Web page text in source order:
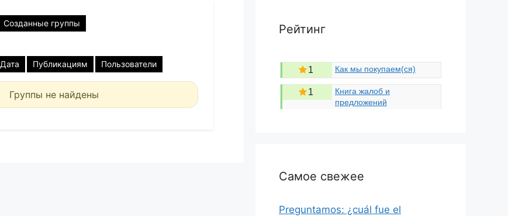
Созданные группы
Дата Публикациям Пользователи
Группы не найдены
Рейтинг
1 Как мы покупаем(ся)
1
Книга жалоб и
предложений
Самое свежее
Preguntamos: ¿cuál fue el